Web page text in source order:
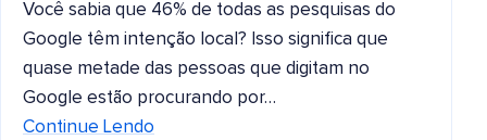
Você sabia que 46% de todas as pesquisas do
Google têm intenção local? Isso significa que
quase metade das pessoas que digitam no
Google estão procurando por…
Continue Lendo